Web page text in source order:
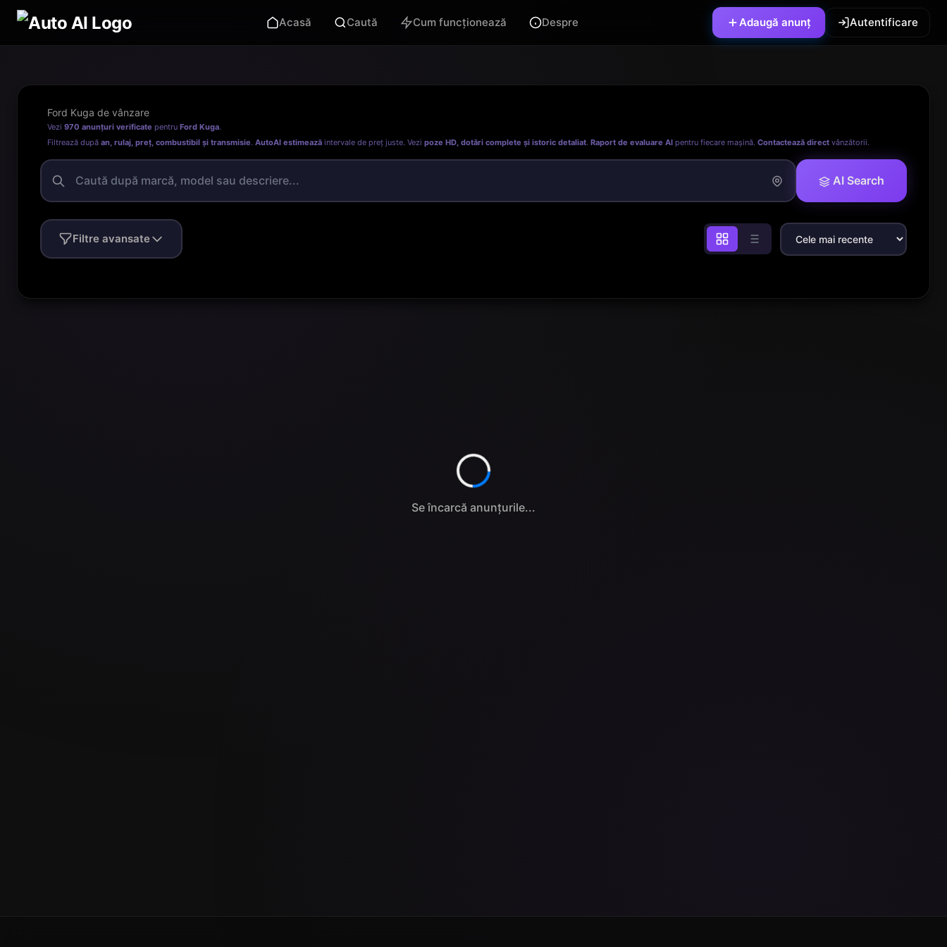
Acasă Caută Cum funcționează Despre Adaugă anunț Autentificare
Ford Kuga de vânzare
Vezi 970 anunțuri verificate pentru Ford Kuga.
Filtrează după an, rulaj, preț, combustibil și transmisie. AutoAI estimează intervale de preț juste. Vezi poze HD, dotări complete și istoric detaliat. Raport de evaluare AI pentru fiecare mașină. Contactează direct vânzătorii.
AI Search
Filtre avansate
Se încarcă anunțurile...